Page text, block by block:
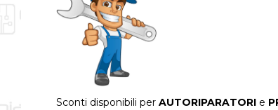
Sconti disponibili per AUTORIPARATORI e